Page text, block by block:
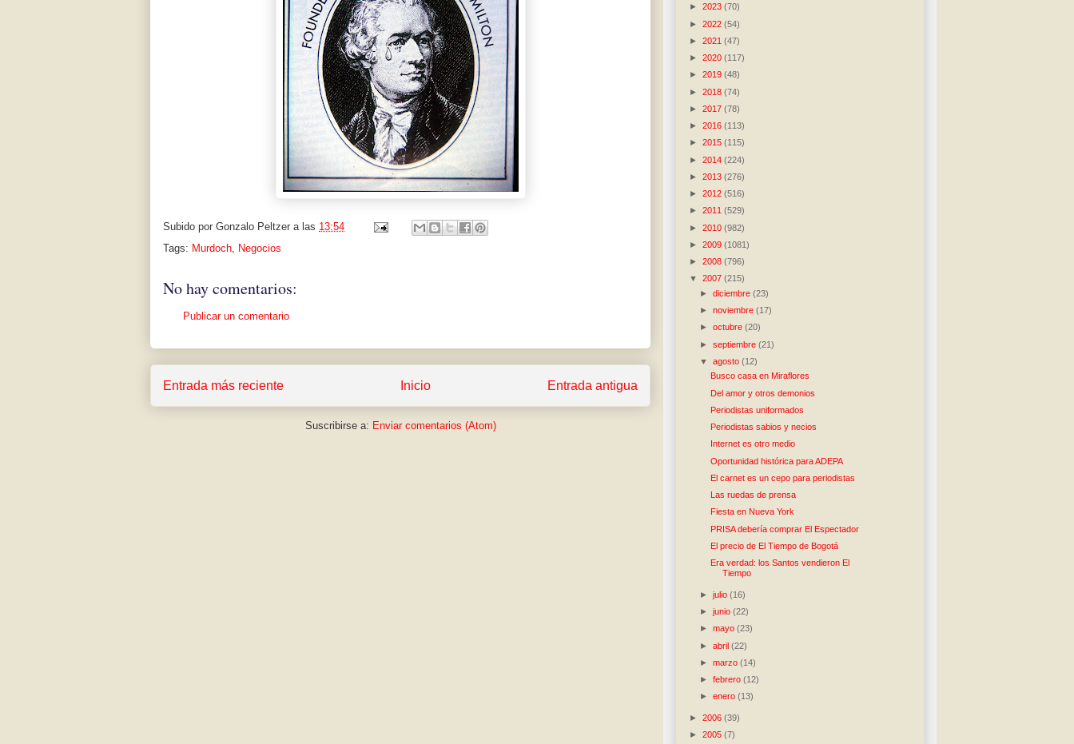
Subido por Gonzalo Peltzer a las 13:54
Tags: Murdoch, Negocios
No hay comentarios:
Publicar un comentario
Entrada más reciente Entrada antigua
Inicio
Suscribirse a: Enviar comentarios (Atom)
► 2023 (70)
► 2022 (54)
► 2021 (47)
► 2020 (117)
► 2019 (48)
► 2018 (74)
► 2017 (78)
► 2016 (113)
► 2015 (115)
► 2014 (224)
► 2013 (276)
► 2012 (516)
► 2011 (529)
► 2010 (982)
► 2009 (1081)
► 2008 (796)
▼ 2007 (215)
►diciembre(23)
►noviembre(17)
►octubre(20)
►septiembre(21)
▼agosto(12)
Busco casa en Miraflores
Del amor y otros demonios
Periodistas uniformados
Periodistas sabios y necios
Internet es otro medio
Oportunidad histórica para ADEPA
El carnet es un cepo para periodistas
Las ruedas de prensa
Fiesta en Nueva York
PRISA debería comprar El Espectador
El precio de El Tiempo de Bogotá
Era verdad: los Santos vendieron El
Tiempo
►julio(16)
►junio(22)
►mayo(23)
►abril(22)
►marzo(14)
►febrero(12)
►enero(13)
► 2006 (39)
► 2005 (7)